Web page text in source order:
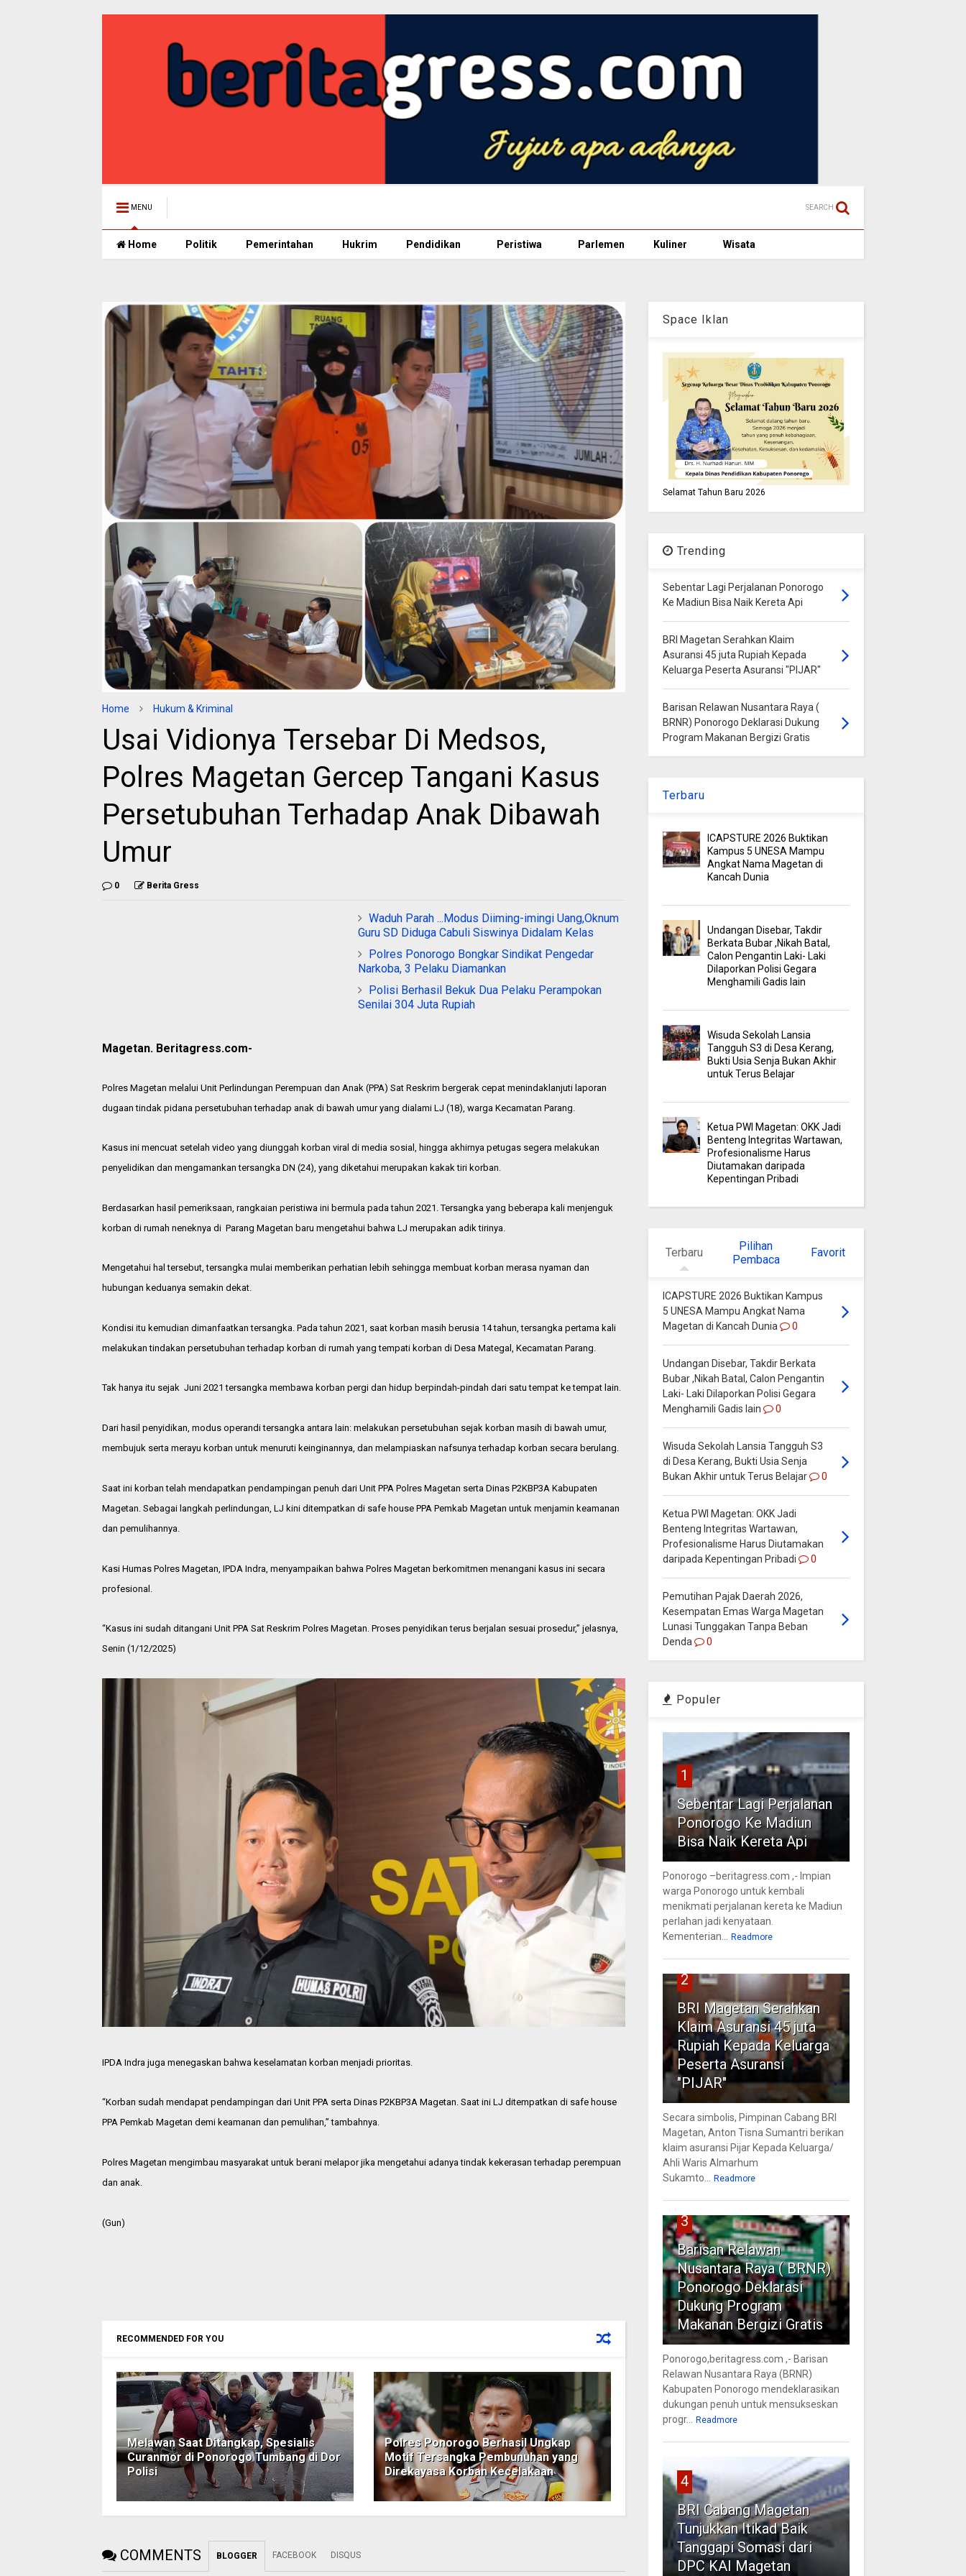
MENU SEARCH
Home Politik Pemerintahan Hukrim Pendidikan Peristiwa Parlemen Kuliner Wisata
Home Hukum & Kriminal
Usai Vidionya Tersebar Di Medsos,
Polres Magetan Gercep Tangani Kasus
Persetubuhan Terhadap Anak Dibawah
Umur
0 Berita Gress
Waduh Parah ...Modus Diiming-imingi Uang,Oknum
Guru SD Diduga Cabuli Siswinya Didalam Kelas
Polres Ponorogo Bongkar Sindikat Pengedar
Narkoba, 3 Pelaku Diamankan
Polisi Berhasil Bekuk Dua Pelaku Perampokan
Senilai 304 Juta Rupiah
Magetan. Beritagress.com-
Polres Magetan melalui Unit Perlindungan Perempuan dan Anak (PPA) Sat Reskrim bergerak cepat menindaklanjuti laporan
dugaan tindak pidana persetubuhan terhadap anak di bawah umur yang dialami LJ (18), warga Kecamatan Parang.
Kasus ini mencuat setelah video yang diunggah korban viral di media sosial, hingga akhirnya petugas segera melakukan
penyelidikan dan mengamankan tersangka DN (24), yang diketahui merupakan kakak tiri korban.
Berdasarkan hasil pemeriksaan, rangkaian peristiwa ini bermula pada tahun 2021. Tersangka yang beberapa kali menjenguk
korban di rumah neneknya di Parang Magetan baru mengetahui bahwa LJ merupakan adik tirinya.
Mengetahui hal tersebut, tersangka mulai memberikan perhatian lebih sehingga membuat korban merasa nyaman dan
hubungan keduanya semakin dekat.
Kondisi itu kemudian dimanfaatkan tersangka. Pada tahun 2021, saat korban masih berusia 14 tahun, tersangka pertama kali
melakukan tindakan persetubuhan terhadap korban di rumah yang tempati korban di Desa Mategal, Kecamatan Parang.
Tak hanya itu sejak Juni 2021 tersangka membawa korban pergi dan hidup berpindah-pindah dari satu tempat ke tempat lain.
Dari hasil penyidikan, modus operandi tersangka antara lain: melakukan persetubuhan sejak korban masih di bawah umur,
membujuk serta merayu korban untuk menuruti keinginannya, dan melampiaskan nafsunya terhadap korban secara berulang.
Saat ini korban telah mendapatkan pendampingan penuh dari Unit PPA Polres Magetan serta Dinas P2KBP3A Kabupaten
Magetan. Sebagai langkah perlindungan, LJ kini ditempatkan di safe house PPA Pemkab Magetan untuk menjamin keamanan
dan pemulihannya.
Kasi Humas Polres Magetan, IPDA Indra, menyampaikan bahwa Polres Magetan berkomitmen menangani kasus ini secara
profesional.
“Kasus ini sudah ditangani Unit PPA Sat Reskrim Polres Magetan. Proses penyidikan terus berjalan sesuai prosedur,” jelasnya,
Senin (1/12/2025)
IPDA Indra juga menegaskan bahwa keselamatan korban menjadi prioritas.
“Korban sudah mendapat pendampingan dari Unit PPA serta Dinas P2KBP3A Magetan. Saat ini LJ ditempatkan di safe house
PPA Pemkab Magetan demi keamanan dan pemulihan,” tambahnya.
Polres Magetan mengimbau masyarakat untuk berani melapor jika mengetahui adanya tindak kekerasan terhadap perempuan
dan anak.
(Gun)
RECOMMENDED FOR YOU
Melawan Saat Ditangkap, Spesialis
Curanmor di Ponorogo Tumbang di Dor
Polisi
Polres Ponorogo Berhasil Ungkap
Motif Tersangka Pembunuhan yang
Direkayasa Korban Kecelakaan
COMMENTS BLOGGER FACEBOOK DISQUS
Space Iklan
Selamat Tahun Baru 2026
Trending
Sebentar Lagi Perjalanan Ponorogo
Ke Madiun Bisa Naik Kereta Api
BRI Magetan Serahkan Klaim
Asuransi 45 juta Rupiah Kepada
Keluarga Peserta Asuransi "PIJAR"
Barisan Relawan Nusantara Raya (
BRNR) Ponorogo Deklarasi Dukung
Program Makanan Bergizi Gratis
Terbaru
ICAPSTURE 2026 Buktikan
Kampus 5 UNESA Mampu
Angkat Nama Magetan di
Kancah Dunia
Undangan Disebar, Takdir
Berkata Bubar ,Nikah Batal,
Calon Pengantin Laki- Laki
Dilaporkan Polisi Gegara
Menghamili Gadis lain
Wisuda Sekolah Lansia
Tangguh S3 di Desa Kerang,
Bukti Usia Senja Bukan Akhir
untuk Terus Belajar
Ketua PWI Magetan: OKK Jadi
Benteng Integritas Wartawan,
Profesionalisme Harus
Diutamakan daripada
Kepentingan Pribadi
Terbaru
Pilihan
Pembaca
Favorit
ICAPSTURE 2026 Buktikan Kampus
5 UNESA Mampu Angkat Nama
Magetan di Kancah Dunia
0
Undangan Disebar, Takdir Berkata
Bubar ,Nikah Batal, Calon Pengantin
Laki- Laki Dilaporkan Polisi Gegara
Menghamili Gadis lain
0
Wisuda Sekolah Lansia Tangguh S3
di Desa Kerang, Bukti Usia Senja
Bukan Akhir untuk Terus Belajar
0
Ketua PWI Magetan: OKK Jadi
Benteng Integritas Wartawan,
Profesionalisme Harus Diutamakan
daripada Kepentingan Pribadi
0
Pemutihan Pajak Daerah 2026,
Kesempatan Emas Warga Magetan
Lunasi Tunggakan Tanpa Beban
Denda
0
Populer
1
Sebentar Lagi Perjalanan
Ponorogo Ke Madiun
Bisa Naik Kereta Api
Ponorogo –beritagress.com ,- Impian
warga Ponorogo untuk kembali
menikmati perjalanan kereta ke Madiun
perlahan jadi kenyataan.
Kementerian...
Readmore
2
BRI Magetan Serahkan
Klaim Asuransi 45 juta
Rupiah Kepada Keluarga
Peserta Asuransi
"PIJAR"
Secara simbolis, Pimpinan Cabang BRI
Magetan, Anton Tisna Sumantri berikan
klaim asuransi Pijar Kepada Keluarga/
Ahli Waris Almarhum
Sukamto...
Readmore
3
Barisan Relawan
Nusantara Raya ( BRNR)
Ponorogo Deklarasi
Dukung Program
Makanan Bergizi Gratis
Ponorogo,beritagress.com ,- Barisan
Relawan Nusantara Raya (BRNR)
Kabupaten Ponorogo mendeklarasikan
dukungan penuh untuk mensukseskan
progr...
Readmore
4
BRI Cabang Magetan
Tunjukkan Itikad Baik
Tanggapi Somasi dari
DPC KAI Magetan